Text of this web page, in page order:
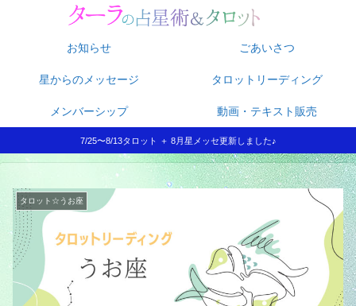
お知らせ ごあいさつ
星からのメッセージ タロットリーディング
メンバーシップ 動画・テキスト販売
7/25〜8/13タロット ＋ 8月星メッセ更新しました♪
タロット☆うお座